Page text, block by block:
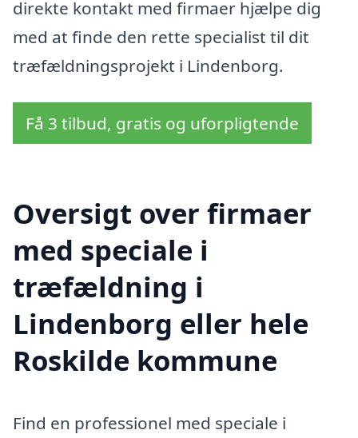
direkte kontakt med firmaer hjælpe dig
med at finde den rette specialist til dit
træfældningsprojekt i Lindenborg.
Få 3 tilbud, gratis og uforpligtende
Oversigt over firmaer
med speciale i
træfældning i
Lindenborg eller hele
Roskilde kommune
Find en professionel med speciale i